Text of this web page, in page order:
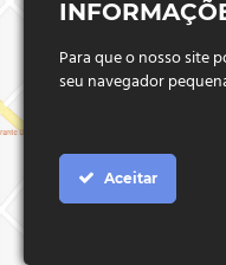
Para que o nosso site
seu navegador
Aceitar